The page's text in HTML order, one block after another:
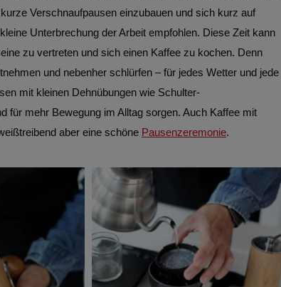
Verschnaufpausen einzubauen und sich kurz auf
Unterbrechung der Arbeit empfohlen. Diese Zeit kann
zu vertreten und sich einen Kaffee zu kochen. Denn
und nebenher schlürfen – für jedes Wetter und jede
mit kleinen Dehnübungen wie Schulter-
für mehr Bewegung im Alltag sorgen. Auch Kaffee mit
aber eine schöne Pausenzeremonie.